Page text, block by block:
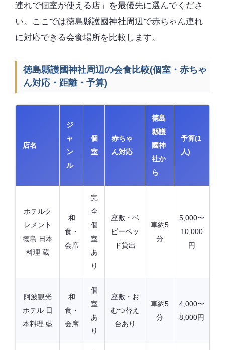
連れで個室が使える店」を最優先に選んでくださ
い。ここでは徳島縣護國神社周辺で赤ちゃん連れ
に対応できる会食場所を比較します。
徳島縣護國神社周辺の会食比較(個室・赤ちゃ
ん対応・距離・予算)
店名
ジ
ャ
ン
ル
個
室
赤ちゃ
ん対応
徳島
縣護
國神
社か
ら
予算(1
人)
ホテルク
レメント
徳島 日本
料理 蔵
和
食・
会席
完
全
個
室
あ
り
座敷・ベ
ビーベッ
ド貸出
車約5
分
5,000〜
10,000
円
阿波観光
ホテル 日
本料理 藍
和
食・
会席
個
室
あ
り
座敷・お
むつ替え
台あり
車約5
分
4,000〜
8,000円